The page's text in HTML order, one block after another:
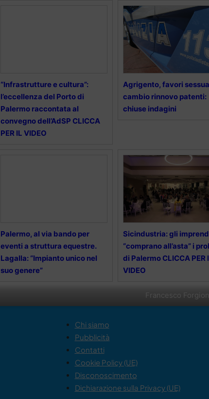
Francesco
“Infrastrutture e cultura”:
l’eccellenza del Porto di
Palermo raccontata al
convegno dell’AdSP CLICCA
PER IL VIDEO
Agrigento, favori
cambio rinnovo patenti:
chiuse indagini
Palermo, al via bando per
eventi a struttura equestre.
Lagalla: “Impianto unico nel
suo genere”
Sicindustria: gli
“comprano all’asta” i
di Palermo CLICCA PER
VIDEO
Chi siamo
Pubblicità
Contatti
Cookie Policy (UE)
Disconoscimento
Dichiarazione sulla Privacy (UE)